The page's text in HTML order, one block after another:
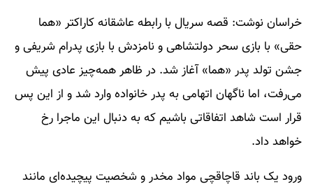
خراسان نوشت: قصه سریال با رابطه عاشقانه کاراکتر «هما
حقی» با بازی سحر دولتشاهی و نامزدش با بازی پدرام شریفی و
جشن تولد پدر «هما» آغاز شد. در ظاهر همه‌چیز عادی پیش
می‌رفت، اما ناگهان اتهامی به پدر خانواده وارد شد و از این پس
قرار است شاهد اتفاقاتی باشیم که به دنبال این ماجرا رخ
خواهد داد.
ورود یک باند قاچاقچی مواد مخدر و شخصیت پیچیده‌ای مانند